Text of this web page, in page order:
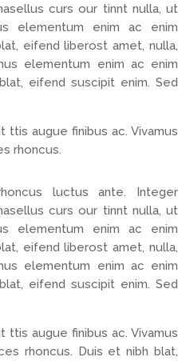
curs our tinnt nulla, ut
elementum enim ac enim
eifend liberost amet, nulla,
elementum enim ac enim
eifend suscipit enim. Sed
ttis augue finibus ac. Vivamus
rhoncus.
luctus ante. Integer
curs our tinnt nulla, ut
elementum enim ac enim
eifend liberost amet, nulla,
elementum enim ac enim
eifend suscipit enim. Sed
ttis augue finibus ac. Vivamus
rhoncus. Duis et nibh blat,